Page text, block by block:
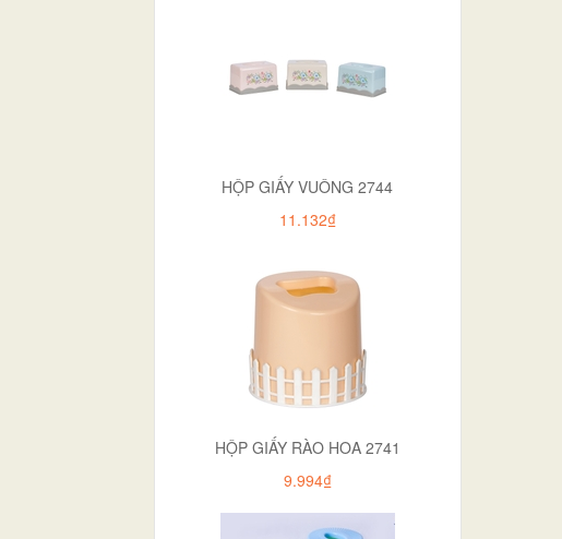
HỘP GIẤY VUÔNG 2744
11.132₫
HỘP GIẤY RÀO HOA 2741
9.994₫